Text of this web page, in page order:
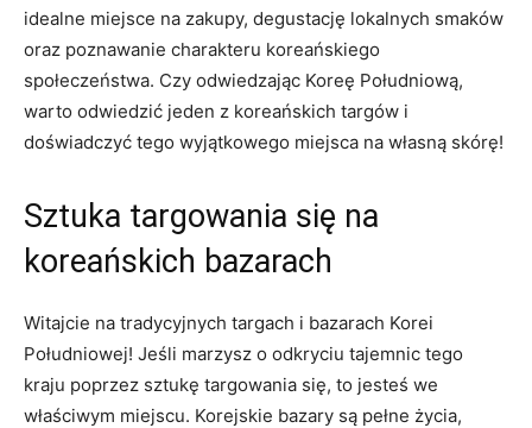
idealne miejsce na zakupy,⁤ degustację lokalnych smaków
oraz poznawanie charakteru koreańskiego
społeczeństwa. Czy odwiedzając ‌Koreę Południową,
warto odwiedzić⁤ jeden z koreańskich targów i
doświadczyć⁣ tego wyjątkowego miejsca ​na własną skórę!
Sztuka‌ targowania się na
koreańskich bazarach
Witajcie na tradycyjnych targach i bazarach Korei⁣
Południowej! Jeśli marzysz ⁣o odkryciu tajemnic‌ tego
kraju poprzez sztukę targowania się, to jesteś ‍we
‍właściwym miejscu.‍ Korejskie‌ bazary są pełne życia,